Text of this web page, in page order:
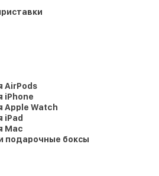
AirPods
iPhone
Apple Watch
iPad
Mac
подарочные боксы